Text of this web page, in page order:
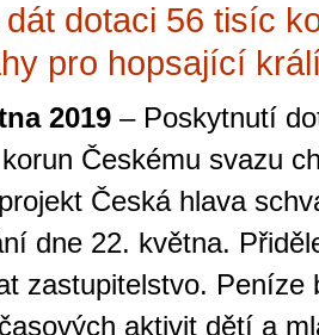
dotaci 56 tisíc
pro hopsající
2019 – Poskytnutí
Českému svazu
Česká hlava
dne 22. května.
zastupitelstvo. Peníze
aktivit dětí a
Průvodce
Brně: Od
Brno je
zajímavé
restaurace,
místem, kde si
kasinové hry. V
širokou nabídku her